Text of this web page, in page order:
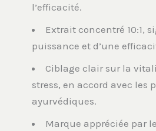
l’efficacité.
Extrait concentré 10:1,
puissance et d’une
Ciblage clair sur la
stress, en accord avec les
ayurvédiques.
Marque appréciée par